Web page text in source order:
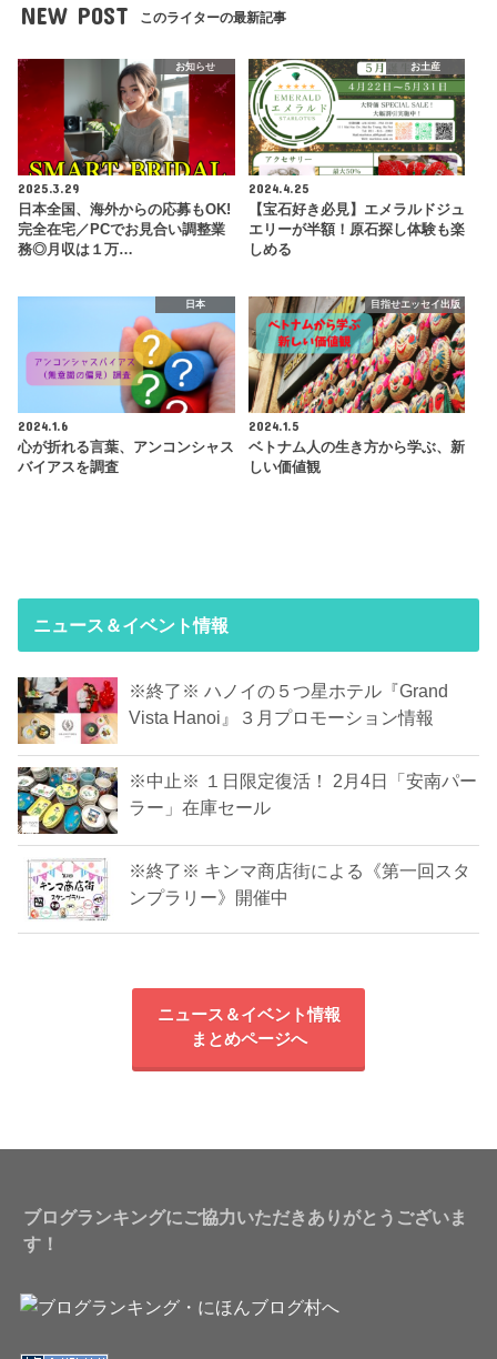
NEW POST このライターの最新記事
お知らせ
2025.3.29
日本全国、海外からの応募もOK!
完全在宅／PCでお見合い調整業
務◎月収は１万…
お土産
2024.4.25
【宝石好き必見】エメラルドジュ
エリーが半額！原石探し体験も楽
しめる
日本
2024.1.6
心が折れる言葉、アンコンシャス
バイアスを調査
目指せエッセイ出版
2024.1.5
ベトナム人の生き方から学ぶ、新
しい価値観
ニュース＆イベント情報
※終了※ ハノイの５つ星ホテル『Grand
Vista Hanoi』３月プロモーション情報
※中止※ １日限定復活！ 2月4日「安南パー
ラー」在庫セール
※終了※ キンマ商店街による《第一回スタ
ンプラリー》開催中
ニュース＆イベント情報
まとめページへ
ブログランキングにご協力いただきありがとうございま
す！